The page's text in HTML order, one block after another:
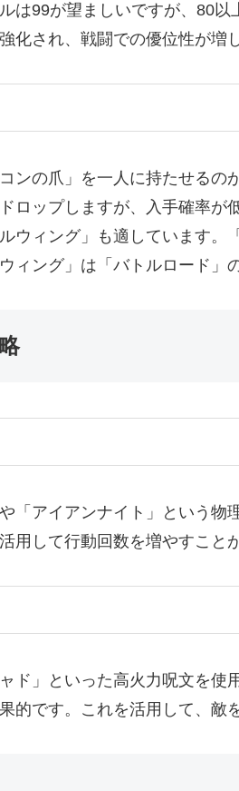
は99が望ましいですが、80
化され、戦闘での優位性が増
ンの爪」を一人に持たせるの
ロップしますが、入手確率が
ウィング」も適しています。
ィング」は「バトルロード」
「アイアンナイト」という物
用して行動回数を増やすこと
ド」といった高火力呪文を
的です。これを活用して、敵